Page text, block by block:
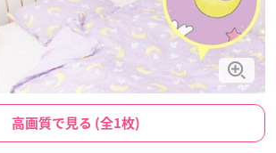
高画質で見る (全1枚)